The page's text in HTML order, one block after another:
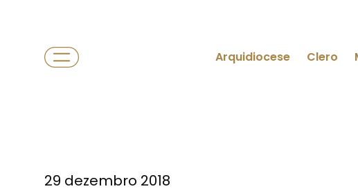
Arquidiocese Clero
29 dezembro 2018